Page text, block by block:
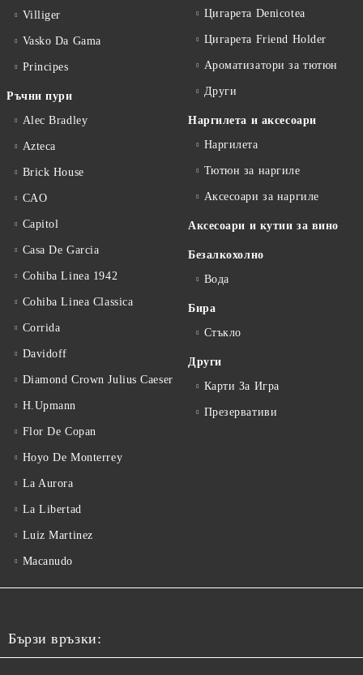
Villiger
Vasko Da Gama
Principes
Ръчни пури
Alec Bradley
Azteca
Brick House
CAO
Capitol
Casa De Garcia
Cohiba Linea 1942
Cohiba Linea Classica
Corrida
Davidoff
Diamond Crown Julius Caeser
H.Upmann
Flor De Copan
Hoyo De Monterrey
La Aurora
La Libertad
Luiz Martinez
Macanudo
Цигарета Denicotea
Цигарета Friend Holder
Ароматизатори за тютюн
Други
Наргилета и аксесоари
Наргилета
Тютюн за наргиле
Аксесоари за наргиле
Аксесоари и кутии за вино
Безалкохолно
Вода
Бира
Стъкло
Други
Карти За Игра
Презервативи
Бързи връзки: